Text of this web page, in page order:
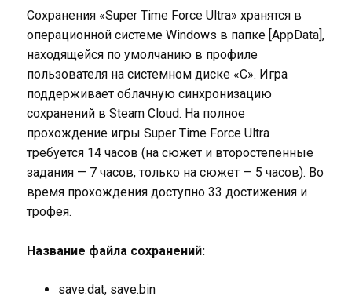
Сохранения «Super Time Force Ultra» хранятся в
операционной системе Windows в папке [AppData],
находящейся по умолчанию в профиле
пользователя на системном диске «C». Игра
поддерживает облачную синхронизацию
сохранений в Steam Cloud. На полное
прохождение игры Super Time Force Ultra
требуется 14 часов (на сюжет и второстепенные
задания — 7 часов, только на сюжет — 5 часов). Во
время прохождения доступно 33 достижения и
трофея.
Название файла сохранений:
save.dat, save.bin